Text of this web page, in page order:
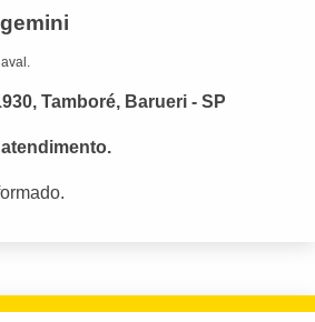
Tamboré, Barueri - SP